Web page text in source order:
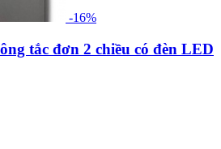
-16%
tắc đơn 2 chiều có đèn LED